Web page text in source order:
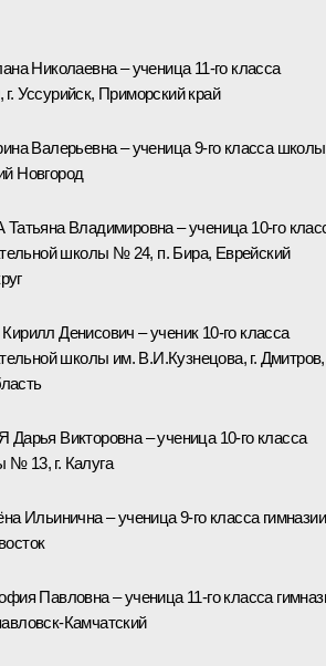
Николаевна – ученица 11-го класса
Уссурийск, Приморский край
Валерьевна – ученица 9-го класса школы
Новгород
Владимировна – ученица 10-го
школы № 24, п. Бира, Еврейский
Денисович – ученик 10-го класса
школы им. В.И.Кузнецова, г. Дмитров,
Викторовна – ученица 10-го класса
№ 13, г. Калуга
Ильинична – ученица 9-го класса гимназии
Павловна – ученица 11-го класса
Камчатский